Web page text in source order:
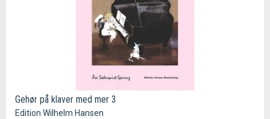
Gehør på klaver med mer 3
Edition Wilhelm Hansen